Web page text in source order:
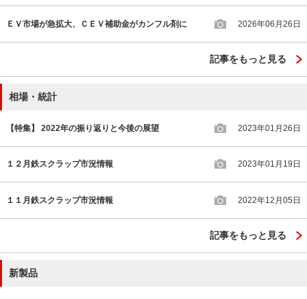
ＥＶ市場が急拡大、ＣＥＶ補助金がカンフル剤に 2026年06月26日
記事をもっと見る
相場・統計
【特集】 2022年の振り返りと今後の展望 2023年01月26日
１２月鉄スクラップ市況情報 2023年01月19日
１１月鉄スクラップ市況情報 2022年12月05日
記事をもっと見る
新製品